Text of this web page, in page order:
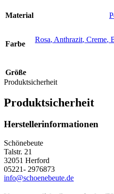
Material
Farbe
Rosa, Anthrazit, Creme,
Größe
Produktsicherheit
Produktsicherheit
Herstellerinformationen
Schönebeute
Talstr. 21
32051 Herford
05221- 2976873
info@schoenebeute.de